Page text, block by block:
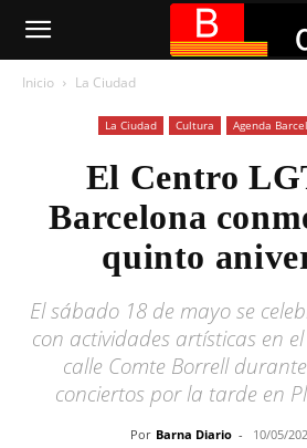
Inicio La Ciudad
La Ciudad Cultura Agenda
El Centro
Barcelona
quinto
El sábado 18 de mayo se
con actividades artísticas en
calle Comte Borrell
conciertos por la tarde en
Por Barna Diario - 10/05/